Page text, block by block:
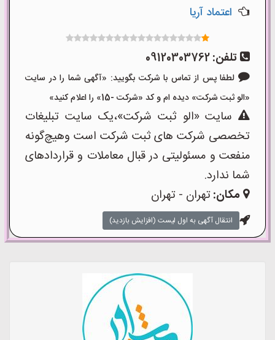
اعتماد آریا
تلفن:09120303762
لطفا پس از تماس با شرکت بگویید: «آگهی شما را در سایت
«الو ثبت شرکت» دیده ام و کد «شرکت -15» را اعلام کنید»
سایت «الو ثبت شرکت»،یک سایت تبلیغات
تخصصی شرکت های ثبت شرکت است وهیچ‌گونه
منفعت و مسئولیتی در قبال معاملات و قراردادهای
شما ندارد.
مکان:تهران - تهران
انتقال آگهی به اول لیست (افزایش بازدید)